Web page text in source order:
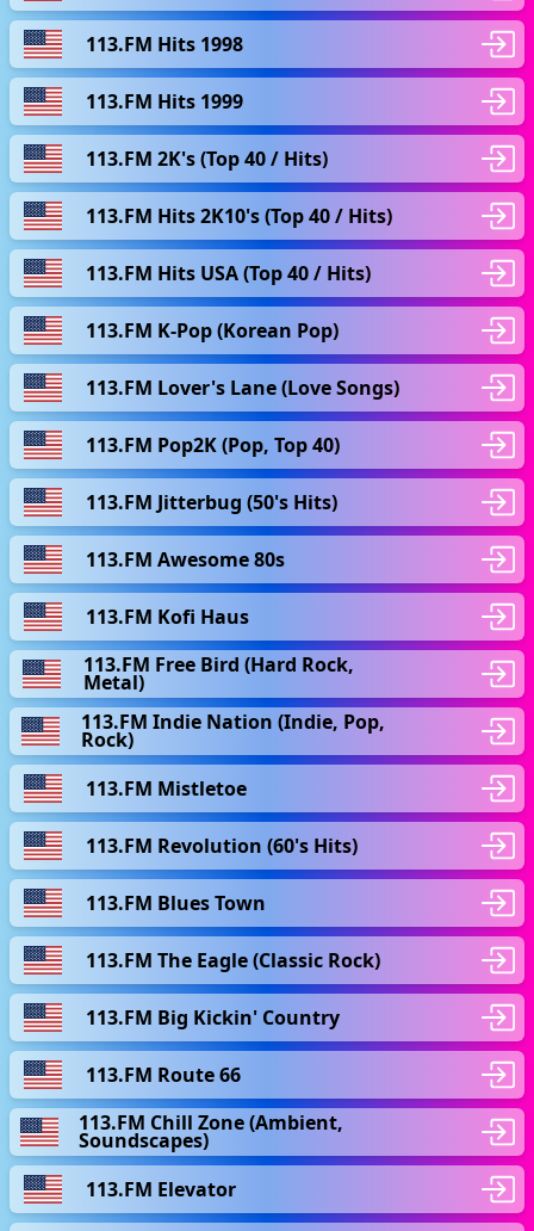
113.FM Hits 1998
113.FM Hits 1999
113.FM 2K's (Top 40 / Hits)
113.FM Hits 2K10's (Top 40 / Hits)
113.FM Hits USA (Top 40 / Hits)
113.FM K-Pop (Korean Pop)
113.FM Lover's Lane (Love Songs)
113.FM Pop2K (Pop, Top 40)
113.FM Jitterbug (50's Hits)
113.FM Awesome 80s
113.FM Kofi Haus
113.FM Free Bird (Hard Rock,
Metal)
113.FM Indie Nation (Indie, Pop,
Rock)
113.FM Mistletoe
113.FM Revolution (60's Hits)
113.FM Blues Town
113.FM The Eagle (Classic Rock)
113.FM Big Kickin' Country
113.FM Route 66
113.FM Chill Zone (Ambient,
Soundscapes)
113.FM Elevator